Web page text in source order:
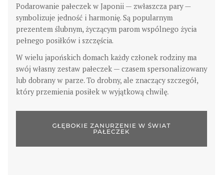
Podarowanie pałeczek w Japonii — zwłaszcza pary —
symbolizuje jedność i harmonię. Są popularnym
prezentem ślubnym, życzącym parom wspólnego życia
pełnego posiłków i szczęścia.
W wielu japońskich domach każdy członek rodziny ma
swój własny zestaw pałeczek — czasem spersonalizowany
lub dobrany w parze. To drobny, ale znaczący szczegół,
który przemienia posiłek w wyjątkową chwilę.
GŁĘBOKIE ZANURZENIE W ŚWIAT
PAŁECZEK